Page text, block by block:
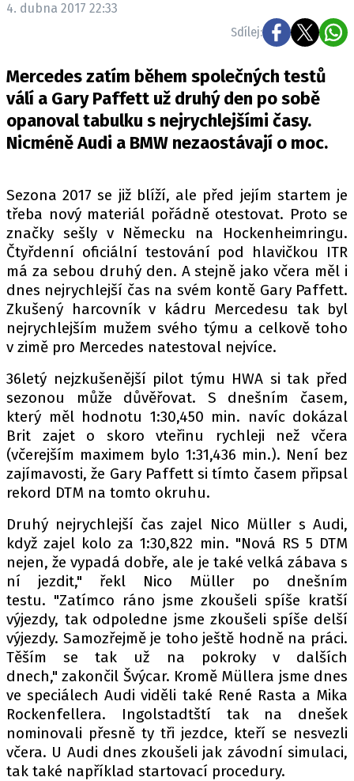
TESTY ELEKTROMOBILŮ
RALLY
OSTATNÍ
DAKAR
Z DOMOVA
ZE SVĚTA
MOTORSPORT
PIT LANE
ČEŠI V AKCI
MEZINÁRODNÍ SCÉNA
SLEDUJTE NÁS NA|
Máte příběh, fotku nebo video?
Pošlete e-mail na autoroad.cz
ETICKÝ KODEX
KONTAKT
VYDAVATEL
INZERCE
OSOBNÍ ÚDAJE / COOKIES
Provozovatelem serveru autoroad.cz je
INCORP MEDIA GROUP s.r.o., IČ: 118 23 054
4. dubna 2017 22:33
Sdílej:
Mercedes zatím během společných testů
válí a Gary Paffett už druhý den po sobě
opanoval tabulku s nejrychlejšími časy.
Nicméně Audi a BMW nezaostávají o moc.
Sezona 2017 se již blíží, ale před jejím startem je
třeba nový materiál pořádně otestovat. Proto se
značky sešly v Německu na Hockenheimringu.
Čtyřdenní oficiální testování pod hlavičkou ITR
má za sebou druhý den. A stejně jako včera měl i
dnes nejrychlejší čas na svém kontě Gary Paffett.
Zkušený harcovník v kádru Mercedesu tak byl
nejrychlejším mužem svého týmu a celkově toho
v zimě pro Mercedes natestoval nejvíce.
36letý nejzkušenější pilot týmu HWA si tak před
sezonou může důvěřovat. S dnešním časem,
který měl hodnotu 1:30,450 min. navíc dokázal
Brit zajet o skoro vteřinu rychleji než včera
(včerejším maximem bylo 1:31,436 min.). Není bez
zajímavosti, že Gary Paffett si tímto časem připsal
rekord DTM na tomto okruhu.
Druhý nejrychlejší čas zajel Nico Müller s Audi,
když zajel kolo za 1:30,822 min. "Nová RS 5 DTM
nejen, že vypadá dobře, ale je také velká zábava s
ní jezdit," řekl Nico Müller po dnešním
testu. "Zatímco ráno jsme zkoušeli spíše kratší
výjezdy, tak odpoledne jsme zkoušeli spíše delší
výjezdy. Samozřejmě je toho ještě hodně na práci.
Těším se tak už na pokroky v dalších
dnech," zakončil Švýcar. Kromě Müllera jsme dnes
ve speciálech Audi viděli také René Rasta a Mika
Rockenfellera. Ingolstadtští tak na dnešek
nominovali přesně ty tři jezdce, kteří se nesvezli
včera. U Audi dnes zkoušeli jak závodní simulaci,
tak také například startovací procedury.